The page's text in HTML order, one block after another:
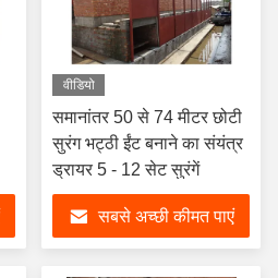
वीडियो
समानांतर 50 से 74 मीटर छोटी
सुरंग भट्ठी ईंट बनाने का संयंत्र
ड्रायर 5 - 12 सेट सुरंगें
सबसे अच्छी कीमत पाएं